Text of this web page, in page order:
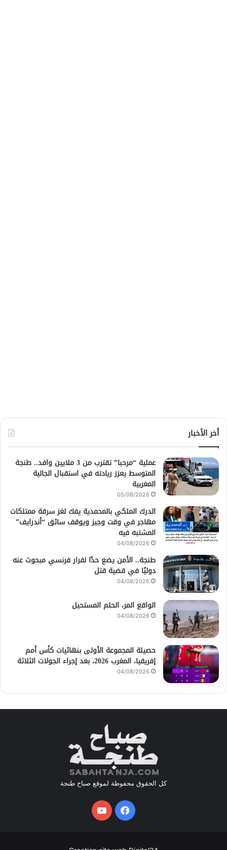
أخر الأخبار
عملية “مرحبا” تقترب من 3 ملايين وافد.. طنجة
المتوسط يعزز ريادته في استقبال الجالية
المغربية
05/08/2026
الدرك الملكي بالمحمدية يفك لغز سرقة ممتلكات
مهاجر في وقت وجيز ويوقف سائق “أندرايف”
المشتبه فيه
04/08/2026
طنجة.. الأمن يضع حدًا لفرار فرنسي مبحوث عنه
دوليًا في قضية قتل
04/08/2026
الواقع المر، الحلم المستحيل
04/08/2026
حصيلة المجموعة الأولى بنهائيات كأس أمم
إفريقيا، المغرب 2026، بعد إجراء الجولات الثلاثة
04/08/2026
كل الحقوق محفوظة لموقع صباح طنجة
فيسبوكيوتيوب